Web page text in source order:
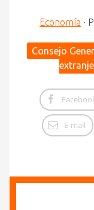
Economía ·
Consejo
E-mail